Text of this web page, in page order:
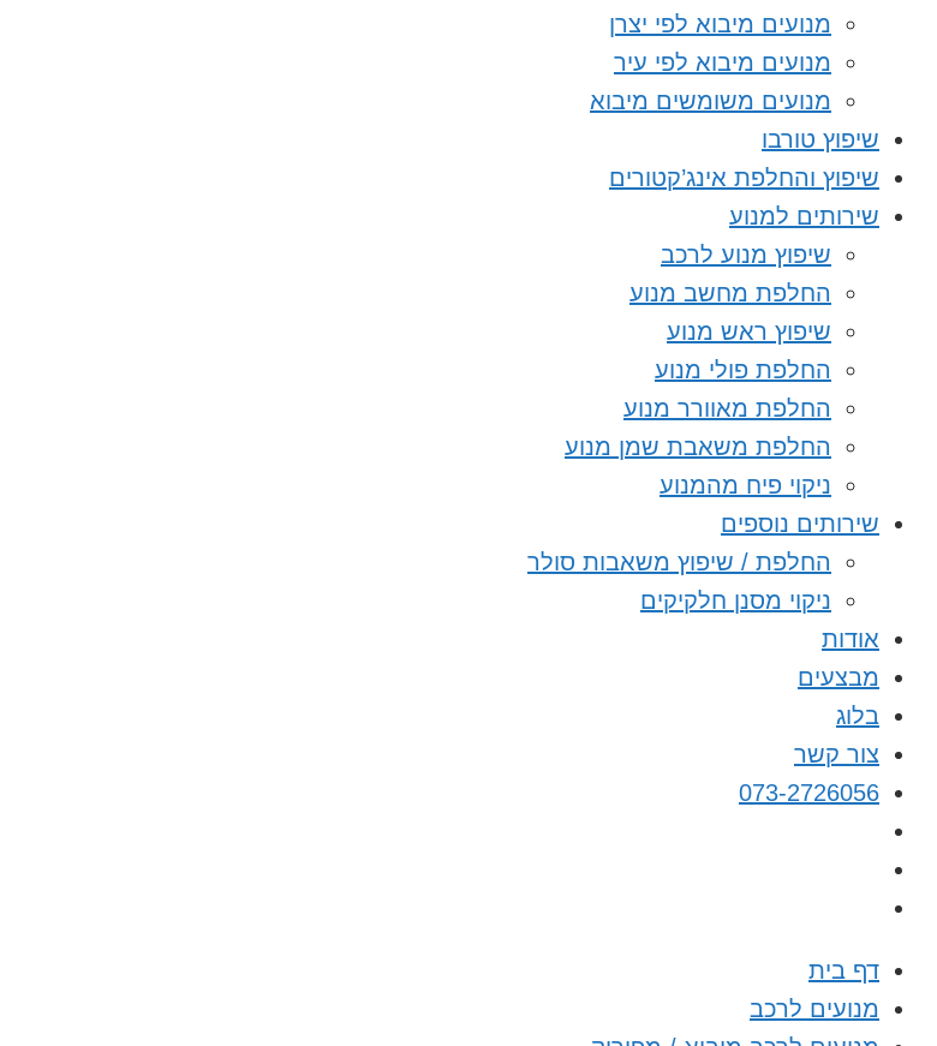
מנועים מיבוא לפי יצרן
מנועים מיבוא לפי עיר
מנועים משומשים מיבוא
שיפוץ טורבו
שיפוץ והחלפת אינג’קטורים
שירותים למנוע
שיפוץ מנוע לרכב
החלפת מחשב מנוע
שיפוץ ראש מנוע
החלפת פולי מנוע
החלפת מאוורר מנוע
החלפת משאבת שמן מנוע
ניקוי פיח מהמנוע
שירותים נוספים
החלפת / שיפוץ משאבות סולר
ניקוי מסנן חלקיקים
אודות
מבצעים
בלוג
צור קשר
073-2726056
דף בית
מנועים לרכב